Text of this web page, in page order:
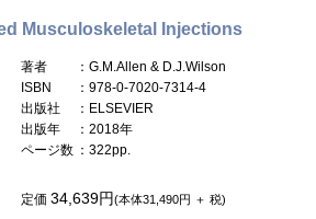
Musculoskeletal Injections
著者
：G.M.Allen & D.J.Wilson
ISBN
：978-0-7020-7314-4
出版社
：ELSEVIER
出版年
：2018年
ページ数 ：322pp.
定価34,639円(本体31,490円 ＋ 税)